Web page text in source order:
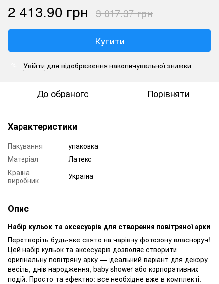
2 413.90 грн 3 017.37 грн
Купити
Увійти для відображення накопичувальної знижки
До обраного Порівняти
Характеристики
Пакування
упаковка
Матеріал
Латекс
Країна
виробник
Україна
Опис
Набір кульок та аксесуарів для створення повітряної арки
Перетворіть будь-яке свято на чарівну фотозону власноруч!
Цей набір кульок та аксесуарів дозволяє створити
оригінальну повітряну арку — ідеальний варіант для декору
весіль, днів народження, baby shower або корпоративних
подій. Просто та ефектно: все необхідне вже в комплекті.